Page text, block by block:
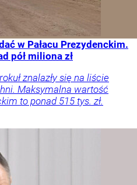
w Pałacu Prezydenckim.
pół miliona zł
znalazły się na liście
Maksymalna wartość
to ponad 515 tys. zł.